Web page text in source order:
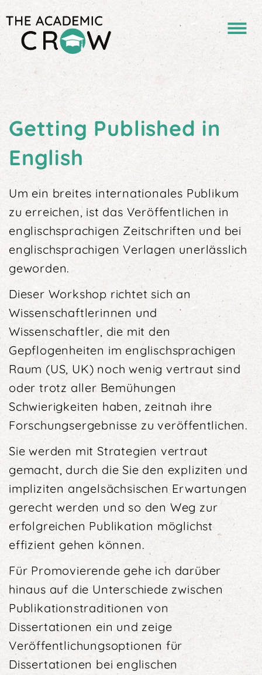
Getting Published in
English
Um ein breites internationales Publikum
zu erreichen, ist das Veröffentlichen in
englischsprachigen Zeit­schriften und bei
englischsprachigen Verlagen uner­lässlich
geworden.
Dieser Workshop richtet sich an
Wissenschaftlerinnen und
Wissenschaftler, die mit den
Gepflogenheiten im englischsprachigen
Raum (US, UK) noch wenig vertraut sind
oder trotz aller Bemühungen
Schwierigkeiten haben, zeitnah ihre
Forschungsergebnisse zu ver­öffentlichen.
Sie werden mit Strategien vertraut
gemacht, durch die Sie den expliziten und
impliziten angelsächsischen Erwartungen
gerecht werden und so den Weg zur
erfolgreichen Publikation möglichst
effizient gehen können.
Für Promovierende gehe ich darüber
hinaus auf die Unterschiede zwischen
Publikationstraditionen von
Dissertationen ein und zeige
Veröffentlichungsoptionen für
Dissertationen bei englischen